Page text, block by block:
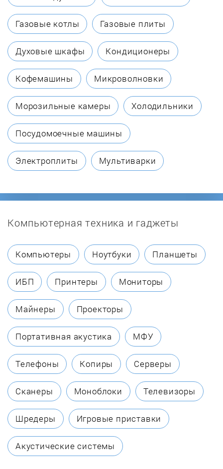
Biol
Borinskoe
Bosch
Buderus
BURNiT
Coleman
Dakon
Danko
Dantex
DanVex
De Dietrich
Defro
DON
Газовые котлы Газовые плиты
Духовые шкафы Кондиционеры
Кофемашины Микроволновки
Морозильные камеры Холодильники
Посудомоечные машины
Электроплиты Мультиварки
Компьютерная техника и гаджеты
Компьютеры Ноутбуки Планшеты
ИБП Принтеры Мониторы
Майнеры Проекторы
Портативная акустика МФУ
Телефоны Копиры Серверы
Сканеры Моноблоки Телевизоры
Шредеры Игровые приставки
Акустические системы